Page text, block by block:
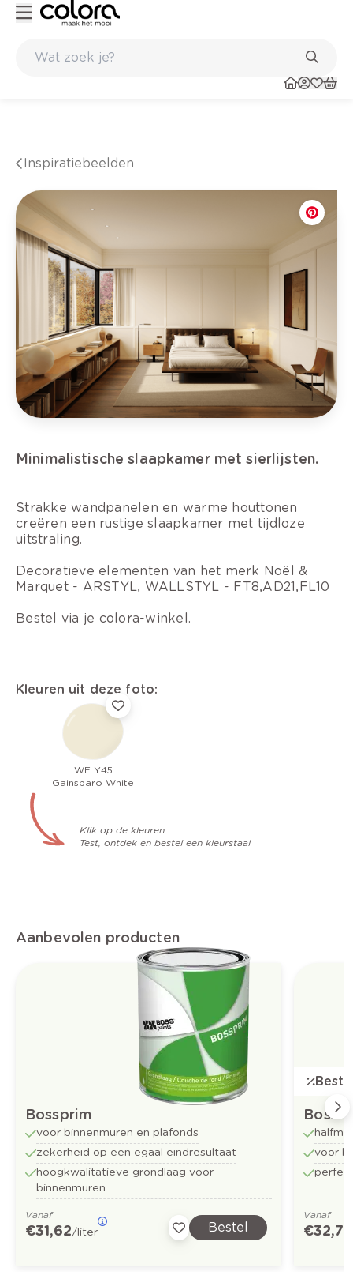
Inspiratiebeelden
Minimalistische slaapkamer met sierlijsten.
Strakke wandpanelen en warme houttonen
creëren een rustige slaapkamer met tijdloze
uitstraling.
Decoratieve elementen van het merk Noël &
Marquet - ARSTYL, WALLSTYL - FT8,AD21,FL10
Bestel via je colora-winkel.
Kleuren uit deze foto:
WE Y45
Gainsbaro White
Klik op de kleuren:
Test, ontdek en bestel een kleurstaal
Aanbevolen producten
Bossprim
voor binnenmuren en plafonds
zekerheid op een egaal eindresultaat
hoogkwalitatieve grondlaag voor
binnenmuren
Vanaf
€ 31,62/liter Bestel
voor
Vanaf
€ 32,73